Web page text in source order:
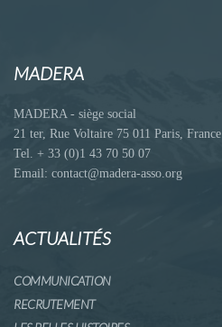
MADERA
MADERA - siège social
21 ter, Rue Voltaire 75 011 Paris, France
Tel. + 33 (0)1 43 70 50 07
Email: contact@madera-asso.org
ACTUALITÉS
COMMUNICATION
RECRUTEMENT